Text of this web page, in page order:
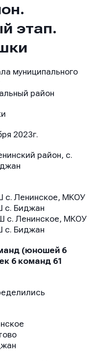
этап.
муниципального
район
2023г.
район, с.
Ленинское, МКОУ
с. Биджан
с. Ленинское, МКОУ
с. Биджан
(юношей 6
6 команд 61